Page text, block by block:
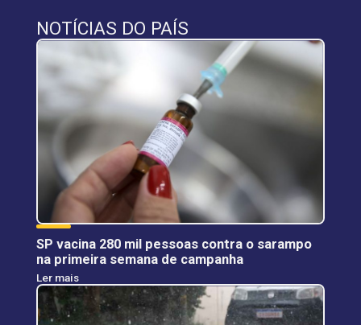
NOTÍCIAS DO PAÍS
SP vacina 280 mil pessoas contra o sarampo
na primeira semana de campanha
Ler mais